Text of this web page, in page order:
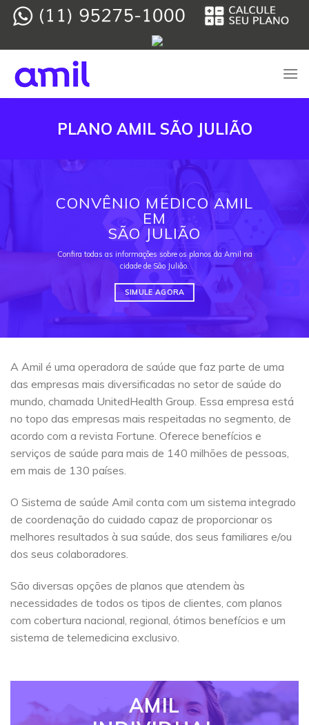
Skip
PLANO AMIL SÃO JULIÃO
CONVÊNIO MÉDICO AMIL
EM
SÃO JULIÃO
Confira todas as informações sobre os planos da Amil na
cidade de São Julião.
SIMULE AGORA
A Amil é uma operadora de saúde que faz parte de uma
das empresas mais diversificadas no setor de saúde do
mundo, chamada UnitedHealth Group. Essa empresa está
no topo das empresas mais respeitadas no segmento, de
acordo com a revista Fortune. Oferece benefícios e
serviços de saúde para mais de 140 milhões de pessoas,
em mais de 130 países.
O Sistema de saúde Amil conta com um sistema integrado
de coordenação do cuidado capaz de proporcionar os
melhores resultados à sua saúde, dos seus familiares e/ou
dos seus colaboradores.
São diversas opções de planos que atendem às
necessidades de todos os tipos de clientes, com planos
com cobertura nacional, regional, ótimos benefícios e um
sistema de telemedicina exclusivo.
AMIL